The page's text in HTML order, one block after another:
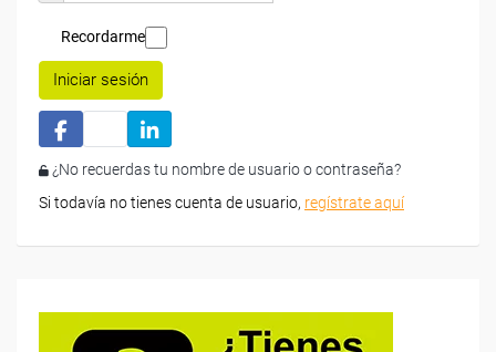
Recordarme
Iniciar sesión
¿No recuerdas tu nombre de usuario o contraseña?
Si todavía no tienes cuenta de usuario, regístrate aquí